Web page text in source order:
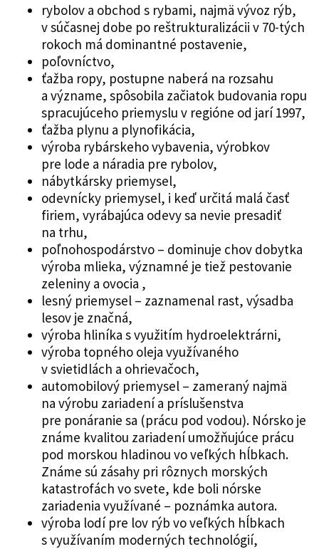
rybolov a obchod s rybami, najmä vývoz rýb,
v súčasnej dobe po reštrukturalizácii v 70-tých
rokoch má dominantné postavenie,
poľovníctvo,
ťažba ropy, postupne naberá na rozsahu
a význame, spôsobila začiatok budovania ropu
spracujúceho priemyslu v regióne od jarí 1997,
ťažba plynu a plynofikácia,
výroba rybárskeho vybavenia, výrobkov
pre lode a náradia pre rybolov,
nábytkársky priemysel,
odevnícky priemysel, i keď určitá malá časť
firiem, vyrábajúca odevy sa nevie presadiť
na trhu,
poľnohospodárstvo – dominuje chov dobytka
výroba mlieka, významné je tiež pestovanie
zeleniny a ovocia ,
lesný priemysel – zaznamenal rast, výsadba
lesov je značná,
výroba hliníka s využitím hydroelektrárni,
výroba topného oleja využívaného
v svietidlách a ohrievačoch,
automobilový priemysel – zameraný najmä
na výrobu zariadení a príslušenstva
pre ponáranie sa (prácu pod vodou). Nórsko je
známe kvalitou zariadení umožňujúce prácu
pod morskou hladinou vo veľkých hĺbkach.
Známe sú zásahy pri rôznych morských
katastrofách vo svete, kde boli nórske
zariadenia využívané – poznámka autora.
výroba lodí pre lov rýb vo veľkých hĺbkach
s využívaním moderných technológií,